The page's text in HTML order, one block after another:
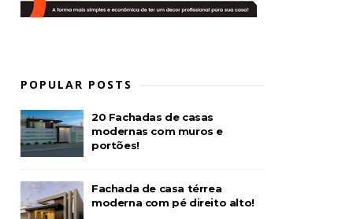
POPULAR POSTS
20 Fachadas de casas
modernas com muros e
portões!
Fachada de casa térrea
moderna com pé direito alto!